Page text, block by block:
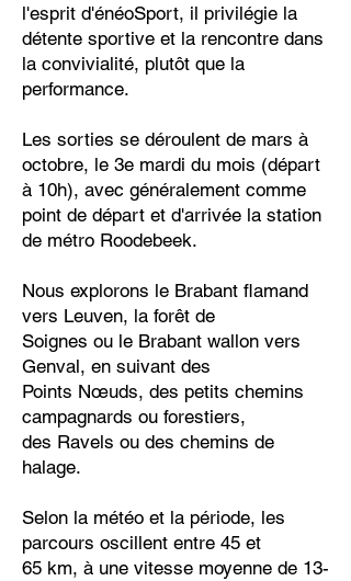
l'esprit d'énéoSport, il privilégie la
détente sportive et la rencontre dans
la convivialité, plutôt que la
performance.
Les sorties se déroulent de mars à
octobre, le 3e mardi du mois (départ
à 10h), avec généralement comme
point de départ et d'arrivée la station
de métro Roodebeek.
Nous explorons le Brabant flamand
vers Leuven, la forêt de
Soignes ou le Brabant wallon vers
Genval, en suivant des
Points Nœuds, des petits chemins
campagnards ou forestiers,
des Ravels ou des chemins de
halage.
Selon la météo et la période, les
parcours oscillent entre 45 et
65 km, à une vitesse moyenne de 13-